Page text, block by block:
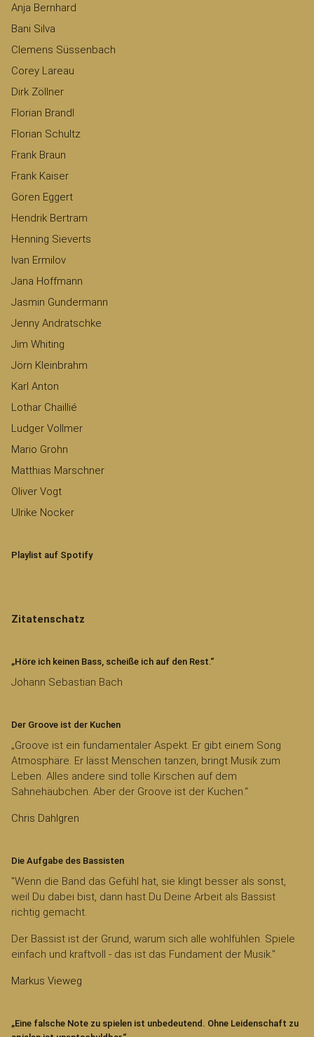
Anja Bernhard
Bani Silva
Clemens Süssenbach
Corey Lareau
Dirk Zöllner
Florian Brandl
Florian Schultz
Frank Braun
Frank Kaiser
Gören Eggert
Hendrik Bertram
Henning Sieverts
Ivan Ermilov
Jana Hoffmann
Jasmin Gundermann
Jenny Andratschke
Jim Whiting
Jörn Kleinbrahm
Karl Anton
Lothar Chaillié
Ludger Vollmer
Mario Grohn
Matthias Marschner
Oliver Vogt
Ulrike Nocker
Playlist auf Spotify
Zitatenschatz
„Höre ich keinen Bass, scheiße ich auf den Rest.“
Johann Sebastian Bach
Der Groove ist der Kuchen
„Groove ist ein fundamentaler Aspekt. Er gibt einem Song
Atmosphäre. Er lässt Menschen tanzen, bringt Musik zum
Leben. Alles andere sind tolle Kirschen auf dem
Sahnehäubchen. Aber der Groove ist der Kuchen.“
Chris Dahlgren
Die Aufgabe des Bassisten
"Wenn die Band das Gefühl hat, sie klingt besser als sonst,
weil Du dabei bist, dann hast Du Deine Arbeit als Bassist
richtig gemacht.
Der Bassist ist der Grund, warum sich alle wohlfühlen. Spiele
einfach und kraftvoll - das ist das Fundament der Musik."
Markus Vieweg
„Eine falsche Note zu spielen ist unbedeutend. Ohne Leidenschaft zu